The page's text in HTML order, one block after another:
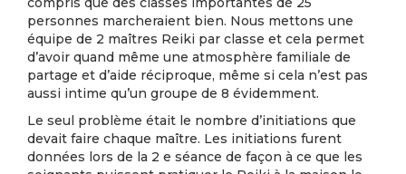
personnes marcheraient bien. Nous mettons une
équipe de 2 maîtres Reiki par classe et cela permet
d’avoir quand même une atmosphère familiale de
partage et d’aide réciproque, même si cela n’est pas
aussi intime qu’un groupe de 8 évidemment.
Le seul problème était le nombre d’initiations que
devait faire chaque maître. Les initiations furent
données lors de la 2 e séance de façon à ce que les